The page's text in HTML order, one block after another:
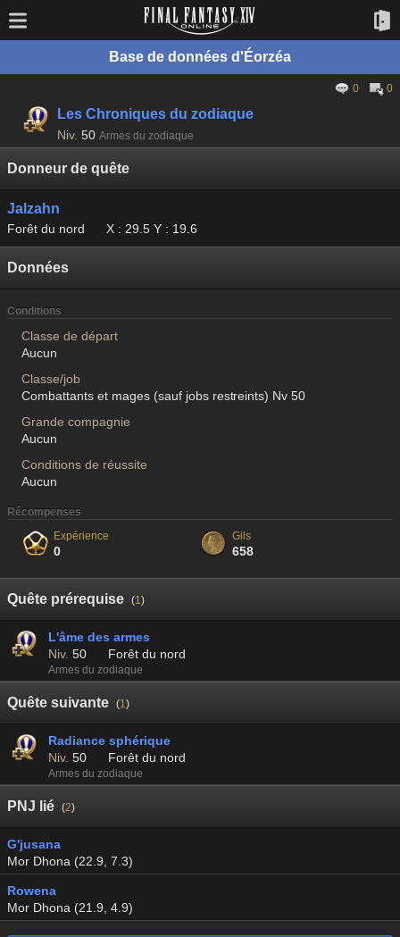
Base de données d'Éorzéa
0 0
Les Chroniques du zodiaque
Niv. 50 Armes du zodiaque
Donneur de quête
Jalzahn
Forêt du nord X : 29.5 Y : 19.6
Données
Conditions
Classe de départ
Aucun
Classe/job
Combattants et mages (sauf jobs restreints) Nv 50
Grande compagnie
Aucun
Conditions de réussite
Aucun
Récompenses
Expérience
0
Gils
658
Quête prérequise (1)
L'âme des armes
Niv. 50 Forêt du nord
Armes du zodiaque
Quête suivante (1)
Radiance sphérique
Niv. 50 Forêt du nord
Armes du zodiaque
PNJ lié (2)
G'jusana
Mor Dhona (22.9, 7.3)
Rowena
Mor Dhona (21.9, 4.9)